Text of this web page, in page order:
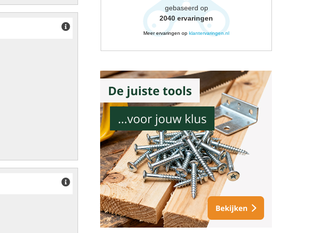
gebaseerd op
2040 ervaringen
Meer ervaringen op klantervaringen.nl